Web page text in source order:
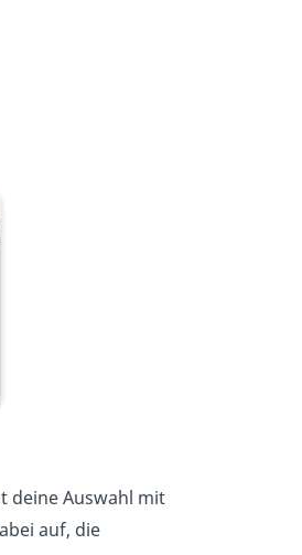
deine Auswahl mit
auf, die